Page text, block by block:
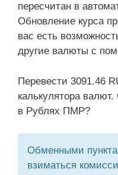
пересчитан в
Обновление курса
вас есть
другие валюты с
Перевести 3091.46
калькулятора
в Рублях ПМР?
Обменными
взиматься